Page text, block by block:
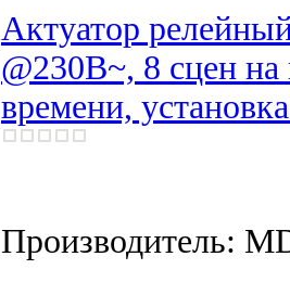
Актуатор
@230В~, 8 сцен
времени,
Производитель: